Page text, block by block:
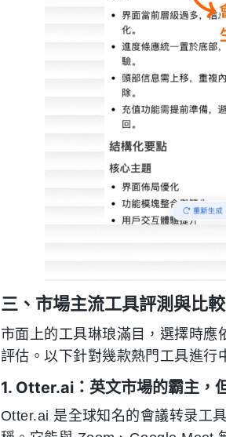
三、市場主流工具評測與比較
市面上的工具琳琅滿目，選擇時
評估。以下針對幾款熱門工具進行
1. Otter.ai：英文市場的霸主，
Otter.ai 是全球知名的會議转录工